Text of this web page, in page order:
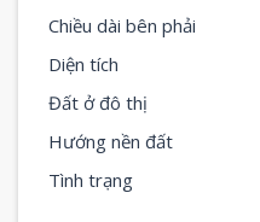
Chiều dài bên phải
Diện tích
Đất ở đô thị
Hướng nền đất
Tình trạng